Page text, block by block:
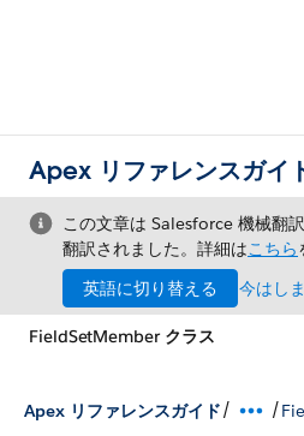
Apex リファレンスガイ
この文章は Salesforce 機械翻
翻訳されました。詳細はこちら
英語に切り替える
今はし
FieldSetMember クラス
Apex リファレンスガイド/ /